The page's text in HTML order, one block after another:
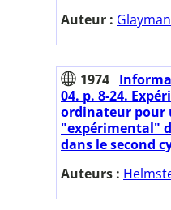
Auteur :
1974
04. p. 8-24.
ordinateur pour
"expérimental"
dans le second
Auteurs :